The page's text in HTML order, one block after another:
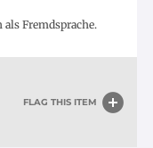
FLAG THIS ITEM
Fremdsprache.